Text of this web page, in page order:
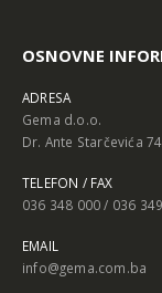
OSNOVNE
ADRESA
Gema d.o.o.
Dr. Ante Starčevića
TELEFON / FAX
036 348 000 / 036
EMAIL
info@gema.com.ba